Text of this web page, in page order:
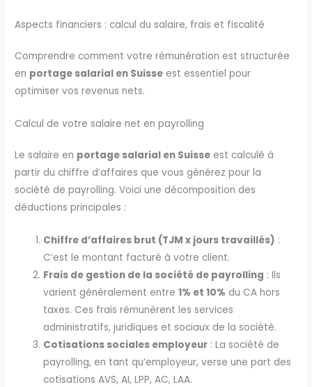
Aspects financiers : calcul du salaire, frais et fiscalité
Comprendre comment votre rémunération est structurée
en portage salarial en Suisse est essentiel pour
optimiser vos revenus nets.
Calcul de votre salaire net en payrolling
Le salaire en portage salarial en Suisse est calculé à
partir du chiffre d’affaires que vous générez pour la
société de payrolling. Voici une décomposition des
déductions principales :
Chiffre d’affaires brut (TJM x jours travaillés) :
C’est le montant facturé à votre client.
Frais de gestion de la société de payrolling : Ils
varient généralement entre1% et 10% du CA hors
taxes. Ces frais rémunèrent les services
administratifs, juridiques et sociaux de la société.
Cotisations sociales employeur : La société de
payrolling, en tant qu’employeur, verse une part des
cotisations AVS, AI, LPP, AC, LAA.